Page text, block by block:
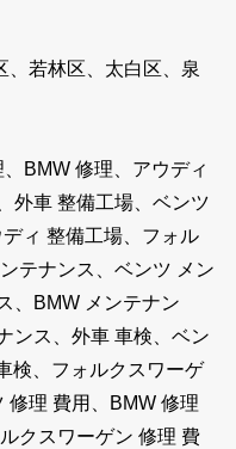
若林区、太白区、泉
BMW 修理、アウディ
外車 整備工場、ベンツ
ィ 整備工場、フォル
テナンス、ベンツ メン
、BMW メンテナン
ンス、外車 車検、ベン
検、フォルクスワーゲ
修理 費用、BMW 修理
クスワーゲン 修理 費